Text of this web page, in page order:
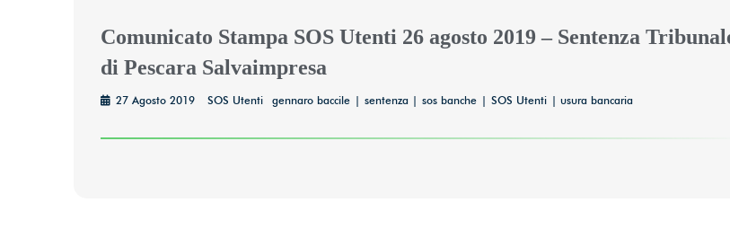
Comunicato Stampa SOS Utenti 26 agosto 2019 – Sentenza
di Pescara Salvaimpresa
27 Agosto 2019 SOS Utenti gennaro baccile sentenza sos banche SOS Utenti usura bancaria